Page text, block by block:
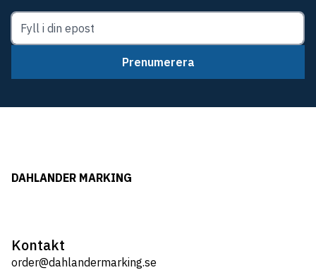
Prenumerera
DAHLANDER MARKING
Kontakt
order@dahlandermarking.se